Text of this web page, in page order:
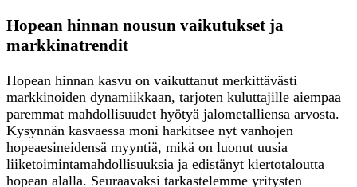
Hopean hinnan nousun vaikutukset ja
markkinatrendit
Hopean hinnan kasvu on vaikuttanut merkittävästi
markkinoiden dynamiikkaan, tarjoten kuluttajille aiempaa
paremmat mahdollisuudet hyötyä jalometalliensa arvosta.
Kysynnän kasvaessa moni harkitsee nyt vanhojen
hopeaesineidensä myyntiä, mikä on luonut uusia
liiketoimintamahdollisuuksia ja edistänyt kiertotaloutta
hopean alalla. Seuraavaksi tarkastelemme yritysten